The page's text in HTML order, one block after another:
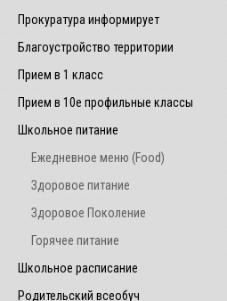
Прокуратура информирует
Благоустройство территории
Прием в 1 класс
Прием в 10е профильные классы
Школьное питание
Ежедневное меню (Food)
Здоровое питание
Здоровое Поколение
Горячее питание
Школьное расписание
Родительский всеобуч